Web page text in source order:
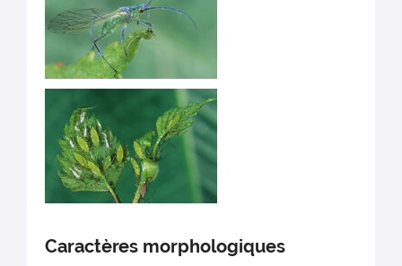
Caractères morphologiques